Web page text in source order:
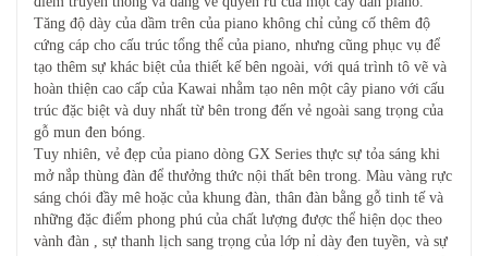
Tăng độ dày của dầm trên của piano không chỉ củng cố thêm độ
cứng cáp cho cấu trúc tổng thể của piano, nhưng cũng phục vụ để
tạo thêm sự khác biệt của thiết kế bên ngoài, với quá trình tô vẽ và
hoàn thiện cao cấp của Kawai nhằm tạo nên một cây piano với cấu
trúc đặc biệt và duy nhất từ bên trong đến vẻ ngoài sang trọng của
gỗ mun đen bóng.
Tuy nhiên, vẻ đẹp của piano dòng GX Series thực sự tỏa sáng khi
mở nắp thùng đàn để thưởng thức nội thất bên trong. Màu vàng rực
sáng chói đầy mê hoặc của khung đàn, thân đàn bằng gỗ tinh tế và
những đặc điểm phong phú của chất lượng được thể hiện dọc theo
vành đàn , sự thanh lịch sang trọng của lớp nỉ dày đen tuyền, và sự